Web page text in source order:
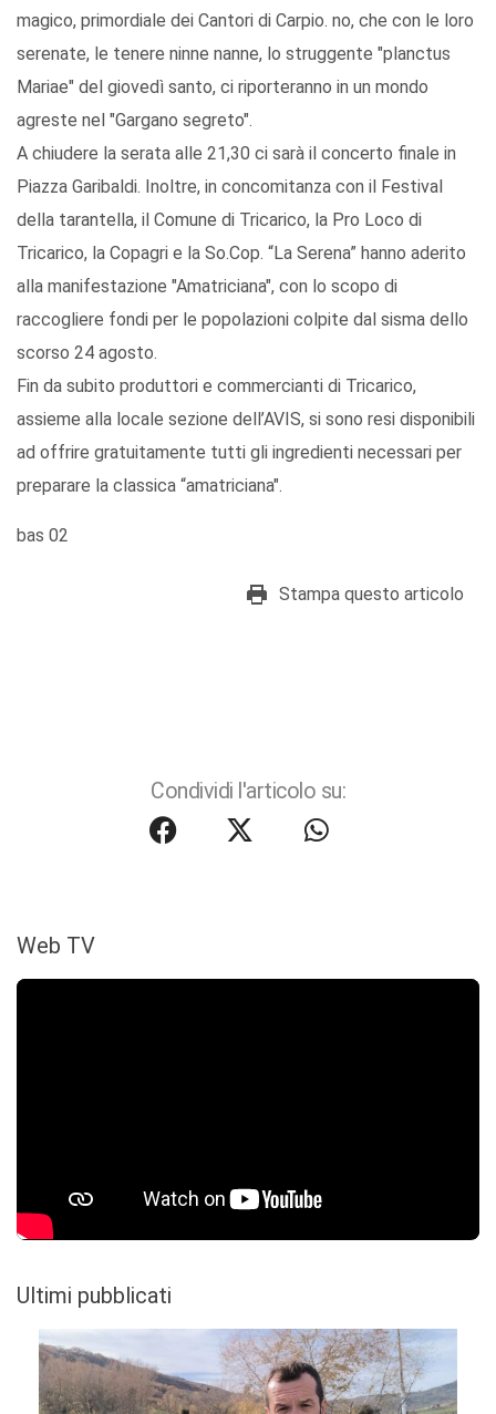
magico, primordiale dei Cantori di Carpio. no, che con le loro
serenate, le tenere ninne nanne, lo struggente "planctus
Mariae" del giovedì santo, ci riporteranno in un mondo
agreste nel "Gargano segreto".
A chiudere la serata alle 21,30 ci sarà il concerto finale in
Piazza Garibaldi. Inoltre, in concomitanza con il Festival
della tarantella, il Comune di Tricarico, la Pro Loco di
Tricarico, la Copagri e la So.Cop. “La Serena” hanno aderito
alla manifestazione "Amatriciana", con lo scopo di
raccogliere fondi per le popolazioni colpite dal sisma dello
scorso 24 agosto.
Fin da subito produttori e commercianti di Tricarico,
assieme alla locale sezione dell’AVIS, si sono resi disponibili
ad offrire gratuitamente tutti gli ingredienti necessari per
preparare la classica “amatriciana".
bas 02
Stampa questo articolo
Condividi l'articolo su:
Web TV
Ultimi pubblicati